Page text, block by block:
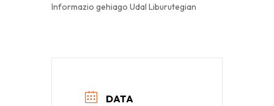
Informazio gehiago Udal Liburutegian
DATA